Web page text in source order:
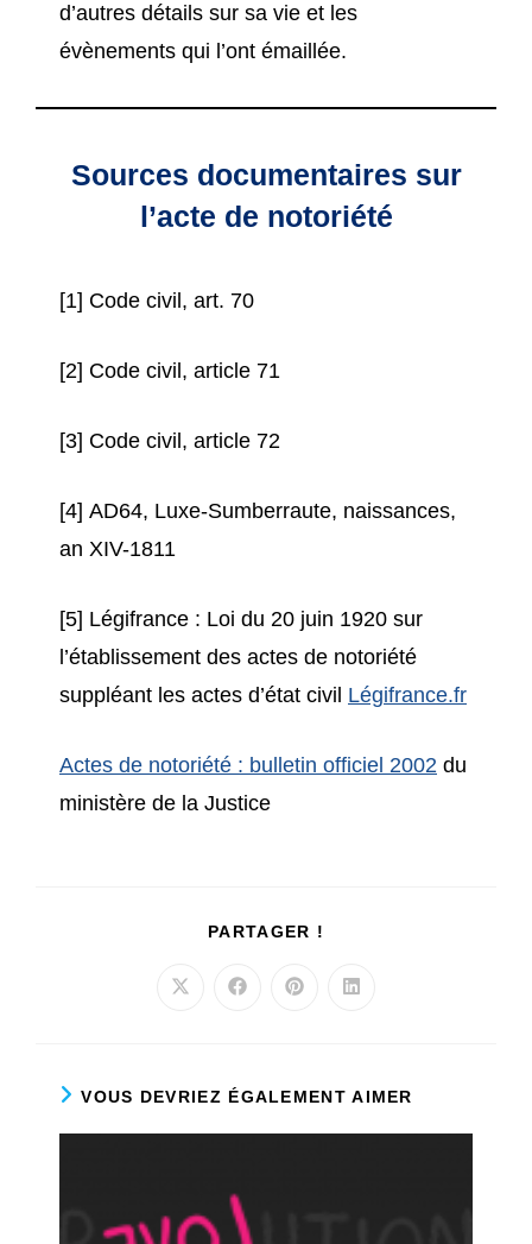
d’autres détails sur sa vie et les
évènements qui l’ont émaillée.
Sources documentaires sur
l’acte de notoriété
[1] Code civil, art. 70
[2] Code civil, article 71
[3] Code civil, article 72
[4] AD64, Luxe-Sumberraute, naissances,
an XIV-1811
[5] Légifrance : Loi du 20 juin 1920 sur
l’établissement des actes de notoriété
suppléant les actes d’état civil Légifrance.fr
Actes de notoriété : bulletin officiel 2002 du
ministère de la Justice
PARTAGER !
Ouvrir
Ouvrir
Ouvrir
Ouvrir
VOUS DEVRIEZ ÉGALEMENT AIMER